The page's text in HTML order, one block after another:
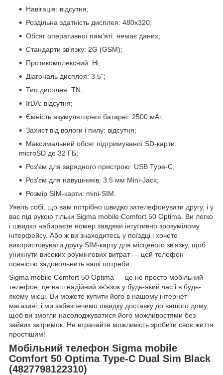
Навігація: відсутня;
Роздільна здатність дисплея: 480х320;
Обсяг оперативної пам'яті: немає даних;
Стандарти зв'язку: 2G (GSM);
Протикомплексний: Ні;
Діагональ дисплея: 3.5";
Тип дисплея: TN;
IrDA: відсутня;
Ємність акумуляторної батареї: 2500 мАг;
Захист від вологи і пилу: відсутня;
Максимальний обсяг підтримуваної SD-карти:
microSD до 32 ГБ;
Роз'єм для зарядного пристрою: USB Type-C;
Роз'єм для навушників: 3.5 мм Mini-Jack;
Розмір SIM-карти: mini-SIM.
Уявіть собі, що вам потрібно швидко зателефонувати другу, і у
вас під рукою тільки Sigma mobile Comfort 50 Optima. Ви легко
і швидко набираєте номер завдяки інтуїтивно зрозумілому
інтерфейсу. Або ж ви знаходитесь у поїздці і хочете
використовувати другу SIM-карту для місцевого зв'язку, щоб
уникнути високих роумінгових витрат — цей телефон
повністю задовольнить ваші потреби.
Sigma mobile Comfort 50 Optima — це не просто мобільний
телефон, це ваш надійний зв'язок у будь-який час і в будь-
якому місці. Ви можете купити його в нашому інтернет-
магазині, і ми забезпечимо швидку доставку до вашого дому,
щоб ви змогли насолоджуватися його можливостями без
зайвих затримок. Не втрачайте можливість зробити своє життя
простішим!
Мобільний телефон Sigma mobile
Comfort 50 Optima Type-C Dual Sim Black
(4827798122310)